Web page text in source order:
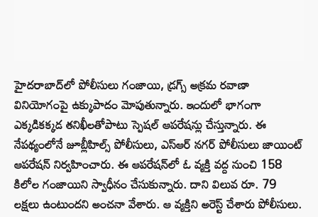
హైదరాబాద్‌లో పోలీసులు గంజాయి, డ్రగ్స్ అక్రమ రవాణా
వినియోగంపై ఉక్కుపాదం మోపుతున్నారు. ఇందులో భాగంగా
ఎక్కడికక్కడ తనిఖీలతోపాటు స్పెషల్ ఆపరేషన్లు చేస్తున్నారు. ఈ
నేపథ్యంలోనే జూబ్లీహిల్స్ పోలీసులు, ఎస్‌ఆర్ నగర్ పోలీసులు జాయింట్
ఆపరేషన్ నిర్వహించారు. ఈ ఆపరేషన్‌లో ఓ వ్యక్తి వద్ద నుంచి 158
కిలోల గంజాయిని స్వాధీనం చేసుకున్నారు. దాని విలువ రూ. 79
లక్షలు ఉంటుందని అంచనా వేశారు. ఆ వ్యక్తిని అరెస్ట్ చేశారు పోలీసులు.